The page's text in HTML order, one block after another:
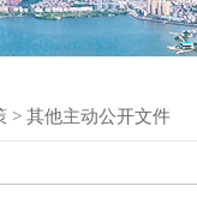
> 其他主动公开文件